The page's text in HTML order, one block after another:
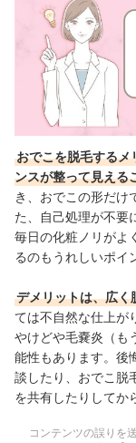
おでこを脱毛するメ
ンスが整って見える
き、おでこの形だけ
た、自己処理が不要
毎日の化粧ノリがよ
るのもうれしいポイ
デメリットは、広く
ては不自然な仕上が
やけどや毛嚢炎（も
能性もあります。後
談したり、おでこ脱
を共有したりしてか
コンテンツの誤りを